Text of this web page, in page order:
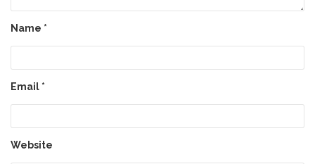
Name *
Email *
Website